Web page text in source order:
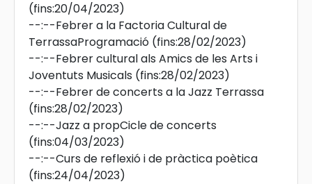
(fins:20/04/2023)
--:--Febrer a la Factoria Cultural de
TerrassaProgramació (fins:28/02/2023)
--:--Febrer cultural als Amics de les Arts i
Joventuts Musicals (fins:28/02/2023)
--:--Febrer de concerts a la Jazz Terrassa
(fins:28/02/2023)
--:--Jazz a propCicle de concerts
(fins:04/03/2023)
--:--Curs de reflexió i de pràctica poètica
(fins:24/04/2023)